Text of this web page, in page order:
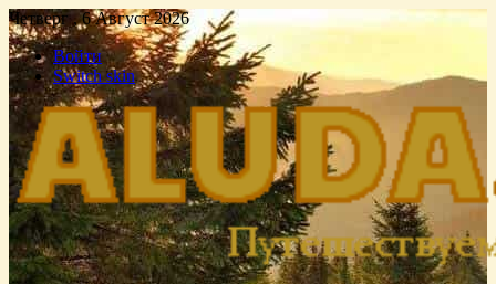
Четверг , 6 Август 2026
Войти
Switch skin